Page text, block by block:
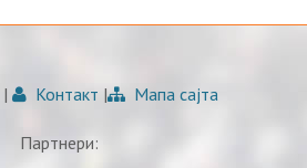
| Контакт | Мапа сајта
Партнери: